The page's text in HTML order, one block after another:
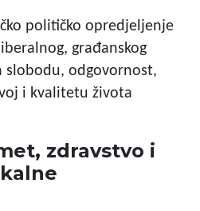
političko opredjeljenje
građanskog
slobodu, odgovornost,
i kvalitetu života
zdravstvo i